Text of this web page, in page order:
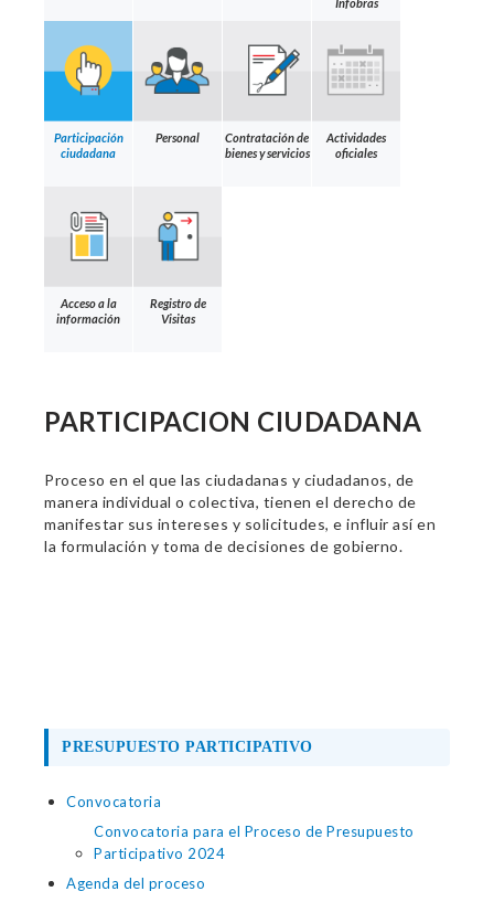
Participación
ciudadana
Personal
Contratación de
bienes y servicios
Actividades
oficiales
Acceso a la
información
Registro de
Visitas
PARTICIPACION CIUDADANA
Proceso en el que las ciudadanas y ciudadanos, de
manera individual o colectiva, tienen el derecho de
manifestar sus intereses y solicitudes, e influir así en
la formulación y toma de decisiones de gobierno.
PRESUPUESTO PARTICIPATIVO
Convocatoria
Convocatoria para el Proceso de Presupuesto
Participativo 2024
Agenda del proceso